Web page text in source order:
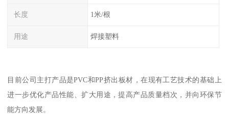
长度 1米/根
用途 焊接塑料
目前公司主打产品是PVC和PP挤出板材，在现有工艺技术的基础上
进一步优化产品性能、扩大用途，提高产品质量档次，并向环保节
能方向发展。